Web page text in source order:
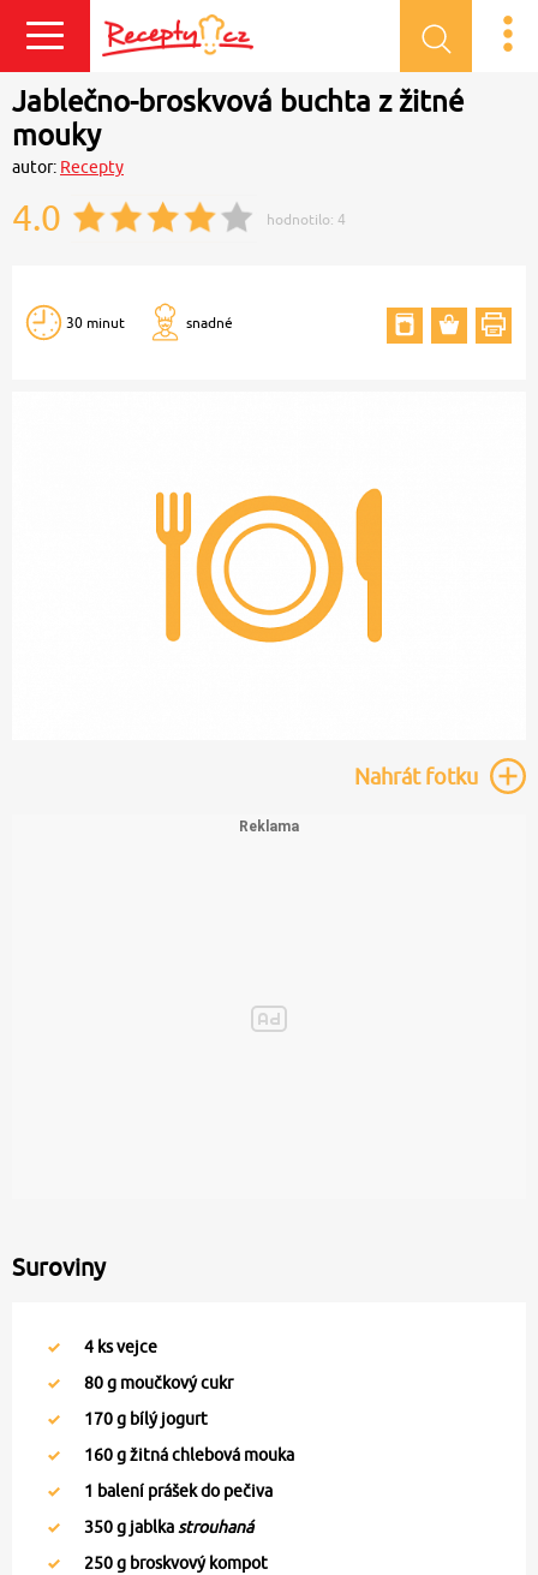
Přihlásit se
Jablečno-broskvová buchta z žitné
mouky
autor: Recepty
4.0 hodnotilo: 4
30 minut snadné
Nahrátfotku
Suroviny
4 ks vejce
80g moučkový cukr
170g bílý jogurt
160g žitná chlebová mouka
1 balení prášek do pečiva
350g jablka strouhaná
250g broskvový kompot